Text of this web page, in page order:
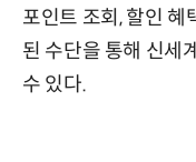
포인트 조회, 할인 혜
된 수단을 통해 신세
수 있다.